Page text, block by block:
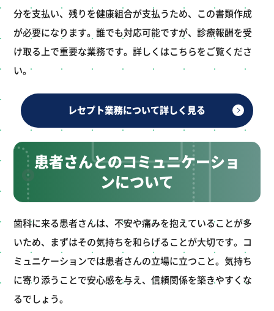
分を支払い、残りを健康組合が支払うため、この書類作成
が必要になります。誰でも対応可能ですが、診療報酬を受
け取る上で重要な業務です。詳しくはこちらをご覧くださ
い。
レセプト業務について詳しく見る
患者さんとのコミュニケーショ
ンについて
歯科に来る患者さんは、不安や痛みを抱えていることが多
いため、まずはその気持ちを和らげることが大切です。コ
ミュニケーションでは患者さんの立場に立つこと。気持ち
に寄り添うことで安心感を与え、信頼関係を築きやすくな
るでしょう。